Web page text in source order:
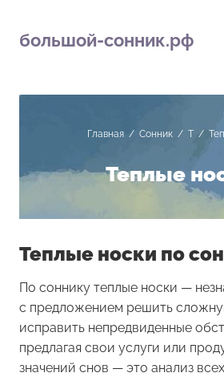
большой-сонник.рф
Главная/ Сонник/ Т/
Теплые
Теплые носки по
По соннику теплые носки —
с предложением решить
исправить непредвиденные
предлагая свои услуги или
значений снов — это анализ